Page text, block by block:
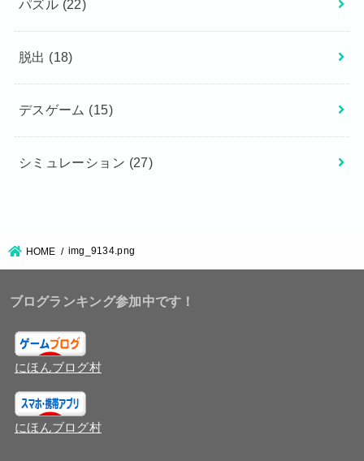
パズル (22)
脱出 (18)
デスゲーム (15)
シミュレーション (27)
HOME img_9134.png
ブログランキング参加中です！
にほんブログ村
にほんブログ村